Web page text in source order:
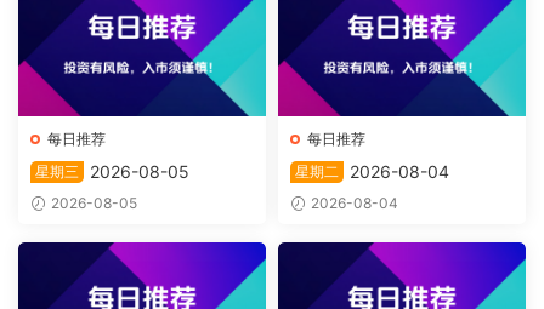
每日推荐
星期三
2026-08-05
2026-08-05
每日推荐
星期二
2026-08-04
2026-08-04